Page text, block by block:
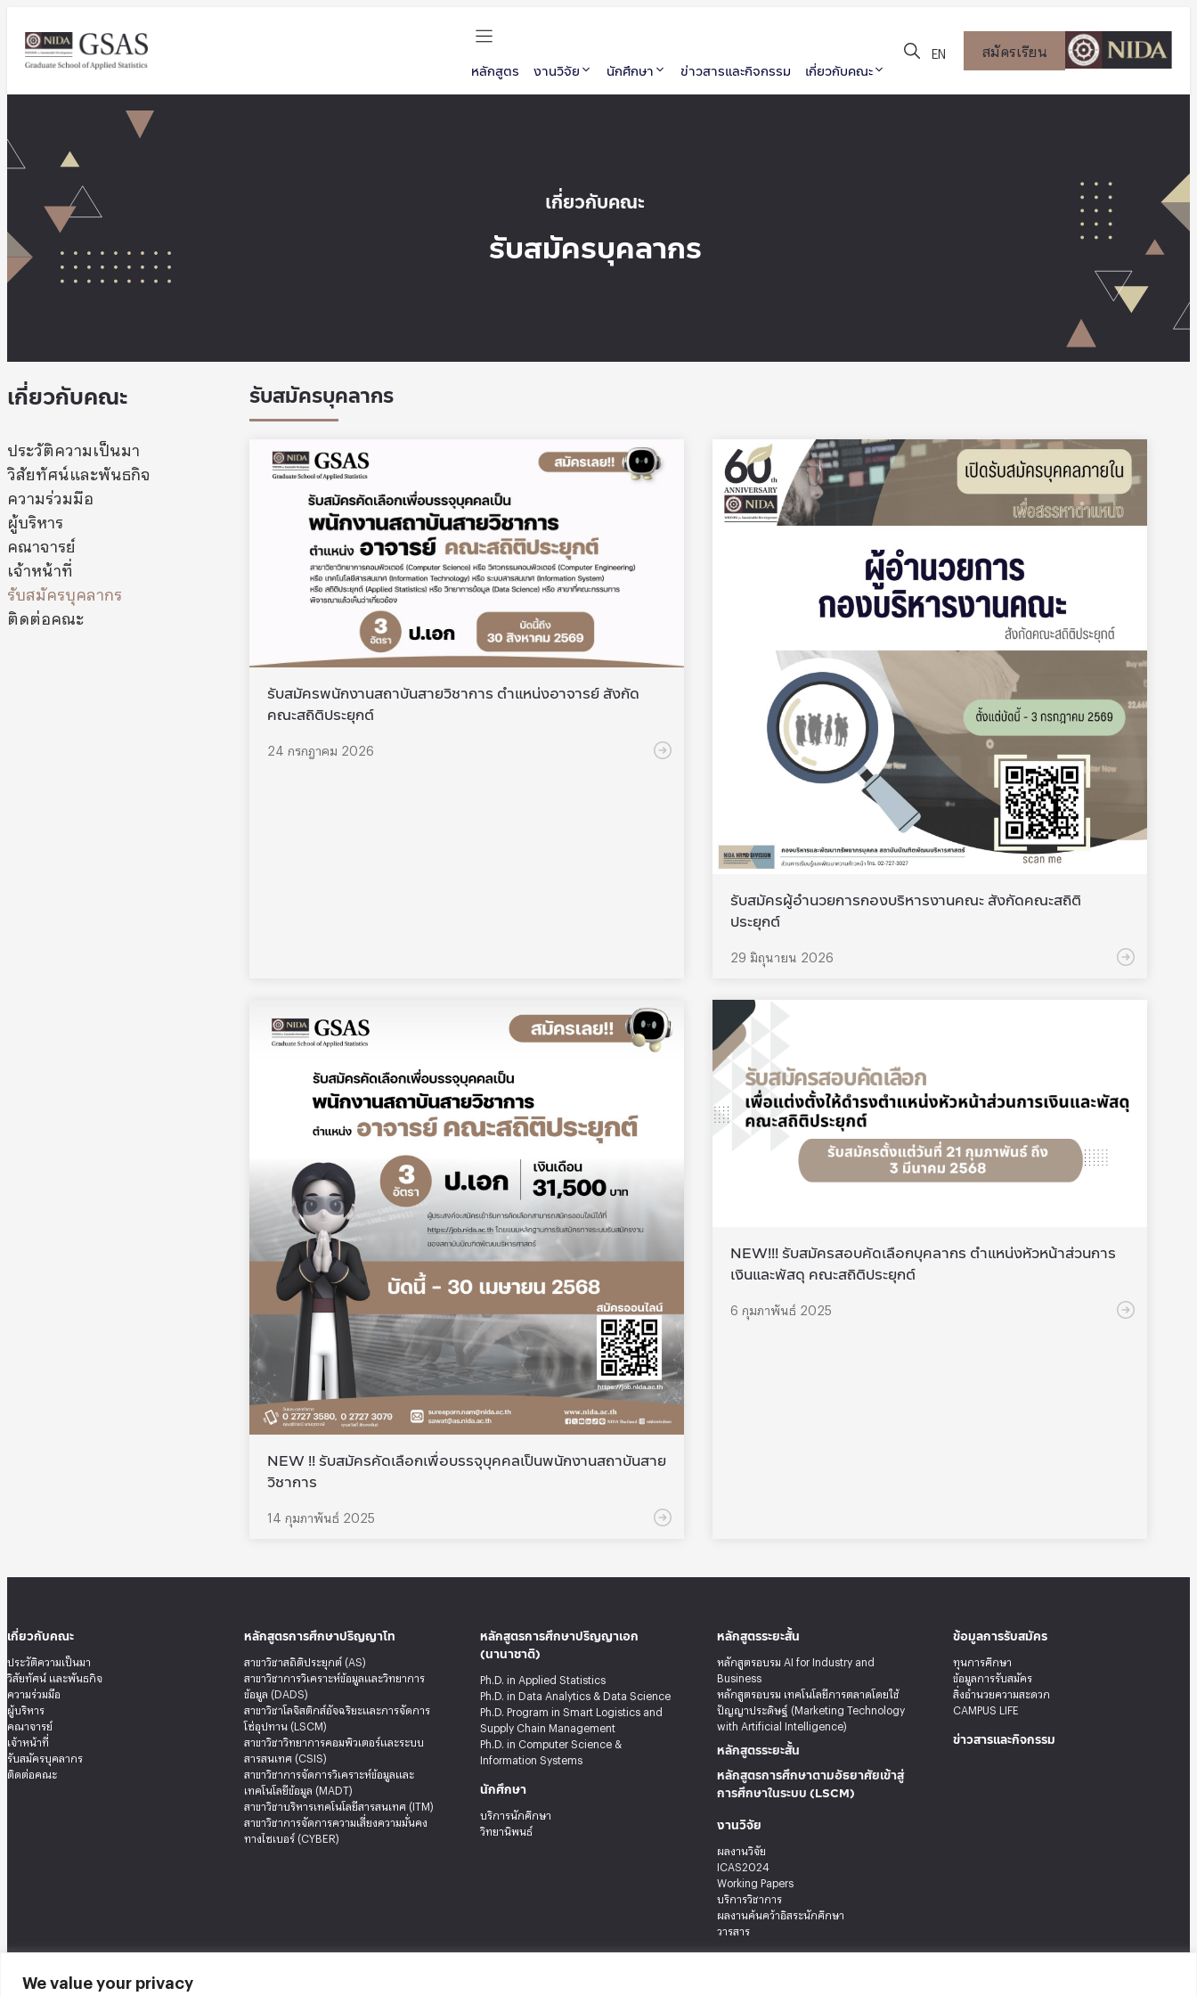
We value your privacy
หลักสูตร งานวิจัย นักศึกษา ข่าวสารและกิจกรรม เกี่ยวกับคณะ
EN สมัครเรียน
เกี่ยวกับคณะ
รับสมัครบุคลากร
เกี่ยวกับคณะ
ประวัติความเป็นมา
วิสัยทัศน์และพันธกิจ
ความร่วมมือ
ผู้บริหาร
คณาจารย์
เจ้าหน้าที่
รับสมัครบุคลากร
ติดต่อคณะ
รับสมัครบุคลากร
รับสมัครพนักงานสถาบันสายวิชาการ ตำแหน่งอาจารย์ สังกัด
คณะสถิติประยุกต์
24 กรกฎาคม 2026
รับสมัครผู้อำนวยการกองบริหารงานคณะ สังกัดคณะสถิติ
ประยุกต์
29 มิถุนายน 2026
NEW !! รับสมัครคัดเลือกเพื่อบรรจุบุคคลเป็นพนักงานสถาบันสาย
วิชาการ
14 กุมภาพันธ์ 2025
NEW!!! รับสมัครสอบคัดเลือกบุคลากร ตำแหน่งหัวหน้าส่วนการ
เงินและพัสดุ คณะสถิติประยุกต์
6 กุมภาพันธ์ 2025
เกี่ยวกับคณะ
ประวัติความเป็นมา
วิสัยทัศน์ และพันธกิจ
ความร่วมมือ
ผู้บริหาร
คณาจารย์
เจ้าหน้าที่
รับสมัครบุคลากร
ติดต่อคณะ
หลักสูตรการศึกษาปริญญาโท
สาขาวิชาสถิติประยุกต์ (AS)
สาขาวิชาการวิเคราะห์ข้อมูลและวิทยาการ
ข้อมูล (DADS)
สาขาวิชาโลจิสติกส์อัจฉริยะและการจัดการ
โซ่อุปทาน (LSCM)
สาขาวิชาวิทยาการคอมพิวเตอร์และระบบ
สารสนเทศ (CSIS)
สาขาวิชาการจัดการวิเคราะห์ข้อมูลและ
เทคโนโลยีข้อมูล (MADT)
สาขาวิชาบริหารเทคโนโลยีสารสนเทศ (ITM)
สาขาวิชาการจัดการความเสี่ยงความมั่นคง
ทางไซเบอร์ (CYBER)
หลักสูตรการศึกษาปริญญาเอก
(นานาชาติ)
Ph.D. in Applied Statistics
Ph.D. in Data Analytics & Data Science
Ph.D. Program in Smart Logistics and
Supply Chain Management
Ph.D. in Computer Science &
Information Systems
นักศึกษา
บริการนักศึกษา
วิทยานิพนธ์
หลักสูตรระยะสั้น
หลักสูตรอบรม AI for Industry and
Business
หลักสูตรอบรม เทคโนโลยีการตลาดโดยใช้
ปัญญาประดิษฐ์ (Marketing Technology
with Artificial Intelligence)
หลักสูตรระยะสั้น
หลักสูตรการศึกษาตามอัธยาศัยเข้าสู่
การศึกษาในระบบ (LSCM)
งานวิจัย
ผลงานวิจัย
ICAS2024
Working Papers
บริการวิชาการ
ผลงานค้นคว้าอิสระนักศึกษา
วารสาร
ข้อมูลการรับสมัคร
ทุนการศึกษา
ข้อมูลการรับสมัคร
สิ่งอำนวยความสะดวก
CAMPUS LIFE
ข่าวสารและกิจกรรม
คณะสถิติประยุกต์ อาคารนวมินทราธิราช ชั้น 12 เลขที่ 148 ถนนเสรีไทย แขวงคลองจั่น เขตบางกะปิ กรุงเทพมหานคร 10240